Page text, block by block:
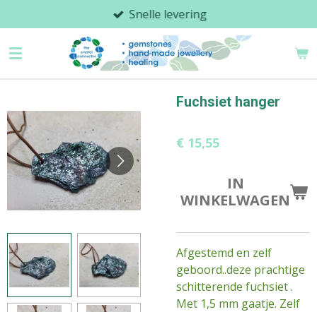
direct
naar
Snelle levering
Fuchsiet hanger
€ 15,55
IN
WINKELWAGEN
Afgestemd en zelf
geboord..deze prachtige
schitterende fuchsiet .
Met 1,5 mm gaatje. Zelf